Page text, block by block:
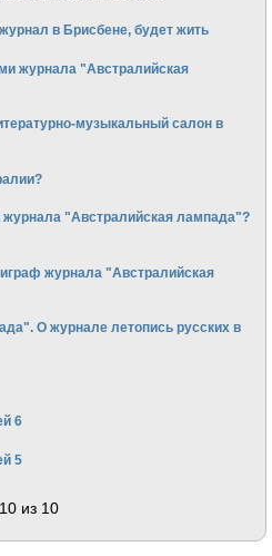
в Брисбене, будет жить
журнала "Австралийская
музыкальный салон в
журнала "Австралийская лампада"?
журнала "Австралийская
О журнале летопись русских в
6
5
10 из 10